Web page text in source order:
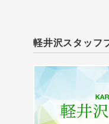
軽井沢スタッフ